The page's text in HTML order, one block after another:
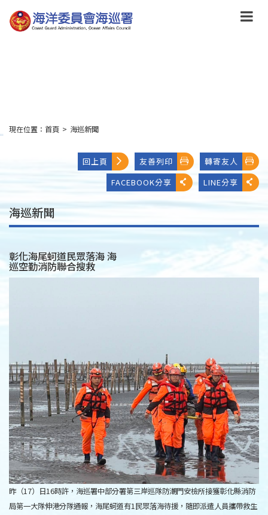
到
主
:::
現在位置： 首頁 > 海巡新聞
回上頁 友善列印
轉寄友人
FACEBOOK分享
LINE分享
海巡新聞
彰化海尾蚵道民眾落海 海
巡空勤消防聯合搜救
昨（17）日16時許，海巡署中部分署第三岸巡隊防潮門安檢所接獲彰化縣消防
局第一大隊伸港分隊通報，海尾蚵道有1民眾落海待援，隨即派遣人員攜帶救生